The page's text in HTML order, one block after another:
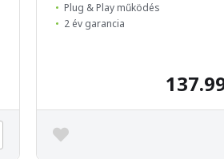
Plug & Play működés
2 év garancia